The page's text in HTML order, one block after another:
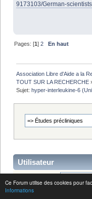
Ce Forum utilise des cookies pour
Informations
9173103/German-
Pages: [1]2
En haut
Association Libre d'Aide a la
TOUT SUR LA RECHERCHE
Sujet: hyper-interleukine-6
Utilisateur
Mot de passe: